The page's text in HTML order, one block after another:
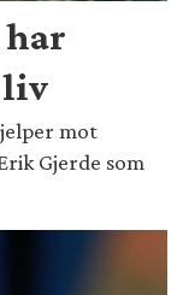
liv
mot
Gjerde som